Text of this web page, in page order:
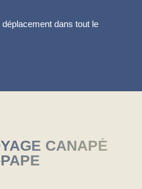
dans tout le
CANAPÉ